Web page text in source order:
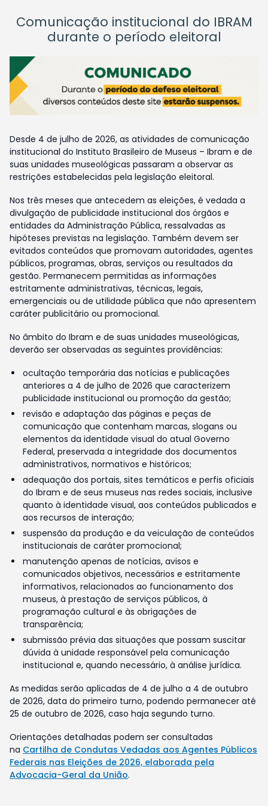
Comunicação institucional do IBRAM
durante o período eleitoral
Desde 4 de julho de 2026, as atividades de comunicação
institucional do Instituto Brasileiro de Museus – Ibram e de
suas unidades museológicas passaram a observar as
restrições estabelecidas pela legislação eleitoral.
Nos três meses que antecedem as eleições, é vedada a
divulgação de publicidade institucional dos órgãos e
entidades da Administração Pública, ressalvadas as
hipóteses previstas na legislação. Também devem ser
evitados conteúdos que promovam autoridades, agentes
públicos, programas, obras, serviços ou resultados da
gestão. Permanecem permitidas as informações
estritamente administrativas, técnicas, legais,
emergenciais ou de utilidade pública que não apresentem
caráter publicitário ou promocional.
No âmbito do Ibram e de suas unidades museológicas,
deverão ser observadas as seguintes providências:
ocultação temporária das notícias e publicações
anteriores a 4 de julho de 2026 que caracterizem
publicidade institucional ou promoção da gestão;
revisão e adaptação das páginas e peças de
comunicação que contenham marcas, slogans ou
elementos da identidade visual do atual Governo
Federal, preservada a integridade dos documentos
administrativos, normativos e históricos;
adequação dos portais, sites temáticos e perfis oficiais
do Ibram e de seus museus nas redes sociais, inclusive
quanto à identidade visual, aos conteúdos publicados e
aos recursos de interação;
suspensão da produção e da veiculação de conteúdos
institucionais de caráter promocional;
manutenção apenas de notícias, avisos e
comunicados objetivos, necessários e estritamente
informativos, relacionados ao funcionamento dos
museus, à prestação de serviços públicos, à
programação cultural e às obrigações de
transparência;
submissão prévia das situações que possam suscitar
dúvida à unidade responsável pela comunicação
institucional e, quando necessário, à análise jurídica.
As medidas serão aplicadas de 4 de julho a 4 de outubro
de 2026, data do primeiro turno, podendo permanecer até
25 de outubro de 2026, caso haja segundo turno.
Orientações detalhadas podem ser consultadas
na Cartilha de Condutas Vedadas aos Agentes Públicos
Federais nas Eleições de 2026, elaborada pela
Advocacia-Geral da União.